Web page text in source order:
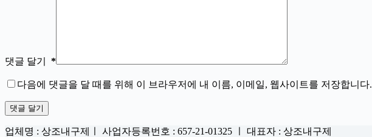
댓글 달기 *
다음에 댓글을 달 때를 위해 이 브라우저에 내 이름, 이메일, 웹사이트를 저장합니다.
댓글 달기
업체명 : 상조내구제ㅣ 사업자등록번호 : 657-21-01325 ㅣ 대표자 : 상조내구제